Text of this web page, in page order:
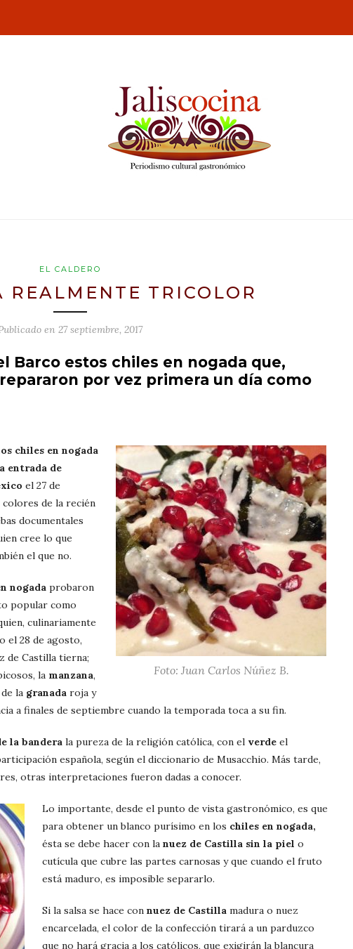
EL CALDERO
REALMENTE TRICOLOR
en 27 septiembre, 2017
Barco estos chiles en nogada que,
por vez primera un día como
Foto: Juan Carlos Núñez B.
chiles en nogada
entrada de
el 27 de
de la recién
documentales
cree lo que
el que no.
nogada probaron
popular como
culinariamente
el 28 de agosto,
de Castilla tierna;
la manzana,
la granada roja y
a finales de septiembre cuando la temporada toca a su fin.
la bandera la pureza de la religión católica, con el verde el
española, según el diccionario de Musacchio. Más tarde,
otras interpretaciones fueron dadas a conocer.
Lo importante, desde el punto de vista gastronómico, es que
para obtener un blanco purísimo en los chiles en nogada,
ésta se debe hacer con la nuez de Castilla sin la piel o
cutícula que cubre las partes carnosas y que cuando el fruto
está maduro, es imposible separarlo.
Si la salsa se hace con nuez de Castilla madura o nuez
encarcelada, el color de la confección tirará a un parduzco
que no hará gracia a los católicos, que exigirán la blancura